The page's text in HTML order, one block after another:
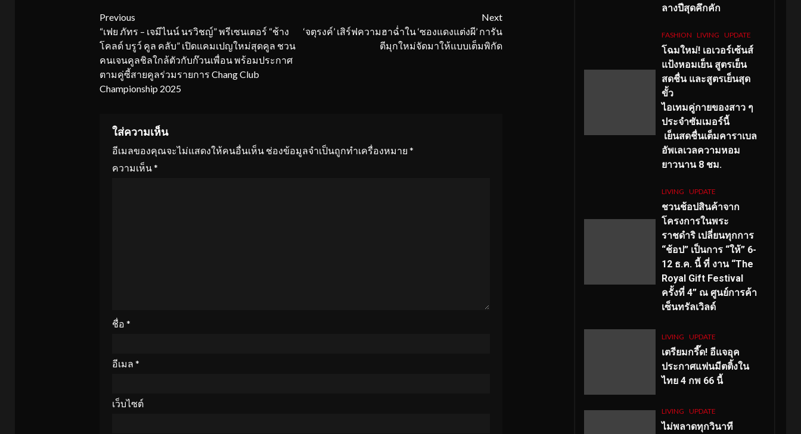
Continue
Reading
Previous
“เฟย ภัทร – เจมีไนน์ นรวิชญ์” พรีเซนเตอร์ “ช้าง
โคลด์ บรูว์ คูล คลับ” เปิดแคมเปญใหม่สุดคูล ชวน
คนเจนคูลชิลใกล้ตัวกับก๊วนเพื่อน พร้อมประกาศ
ตามคู่ซี้สายคูลร่วมรายการ Chang Club
Championship 2025
Next
‘จตุรงค์’ เสิร์ฟความฮาฉ่ำใน ‘ซองแดงแต่งผี’ การัน
ตีมุกใหม่จัดมาให้แบบเต็มพิกัด
ใส่ความเห็น
อีเมลของคุณจะไม่แสดงให้คนอื่นเห็น ช่องข้อมูลจำเป็นถูกทำเครื่องหมาย *
ความเห็น*
ชื่อ *
อีเมล *
เว็บไซต์
ลางปีสุดคึกคัก
FASHION LIVING UPDATE
โฉมใหม่! เอเวอร์เซ้นส์
แป้งหอมเย็น สูตรเย็น
สดชื่น และสูตรเย็นสุด
ขั้ว
ไอเทมคู่กายของสาว ๆ
ประจำซัมเมอร์นี้
เย็นสดชื่นเต็มคาราเบล
อัพเลเวลความหอม
ยาวนาน 8 ชม.
LIVING UPDATE
ชวนช้อปสินค้าจาก
โครงการในพระ
ราชดำริ เปลี่ยนทุกการ
“ช้อป” เป็นการ “ให้” 6-
12 ธ.ค. นี้ ที่ งาน “The
Royal Gift Festival
ครั้งที่ 4” ณ ศูนย์การค้า
เซ็นทรัลเวิลด์
LIVING UPDATE
เตรียมกรี๊ด! อีแจอุค
ประกาศแฟนมีตติ้งใน
ไทย 4 กพ 66 นี้
LIVING UPDATE
ไม่พลาดทุกวินาที